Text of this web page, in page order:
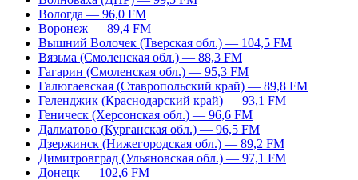
Вологда — 96,0 FM
Воронеж — 89,4 FM
Вышний Волочек (Тверская обл.) — 104,5 FM
Вязьма (Смоленская обл.) — 88,3 FM
Гагарин (Смоленская обл.) — 95,3 FM
Галюгаевская (Ставропольский край) — 89,8 FM
Геленджик (Краснодарский край) — 93,1 FM
Геническ (Херсонская обл.) — 96,6 FM
Далматово (Курганская обл.) — 96,5 FM
Дзержинск (Нижегородская обл.) — 89,2 FM
Димитровград (Ульяновская обл.) — 97,1 FM
Донецк — 102,6 FM